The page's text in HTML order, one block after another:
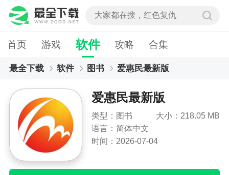
首页 游戏 软件 攻略 合集
最全下载 软件 图书 爱惠民最新版
爱惠民最新版
类型：图书
大小：218.05 MB
语言：简体中文
时间：2026-07-04